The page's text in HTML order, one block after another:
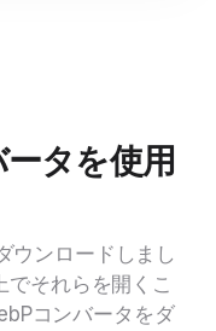
タを使用
ウンロードしまし
それらを開くこ
コンバータをダ